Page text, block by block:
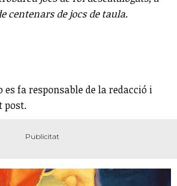
centenars de jocs de taula.
es fa responsable de la redacció i
post.